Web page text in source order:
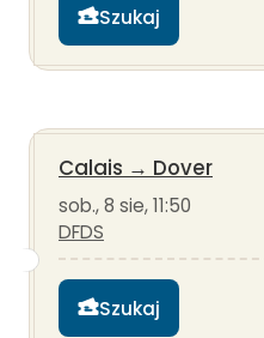
Szukaj
Calais → Dover
sob., 8 sie, 11:50
DFDS
Szukaj